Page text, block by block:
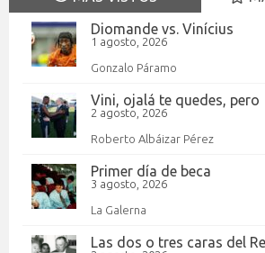
Diomande vs. Vinícius
1 agosto, 2026
Gonzalo Páramo
Vini, ojalá te quedes, pero
2 agosto, 2026
Roberto Albáizar Pérez
Primer día de beca
3 agosto, 2026
La Galerna
Las dos o tres caras del